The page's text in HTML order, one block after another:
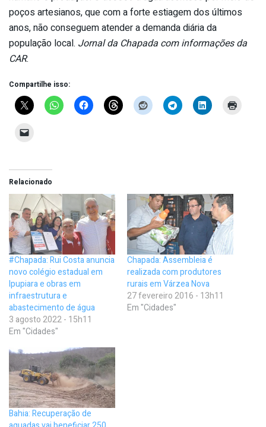
poços artesianos, que com a forte estiagem dos últimos
anos, não conseguem atender a demanda diária da
população local. Jornal da Chapada com informações da
CAR.
Compartilhe isso:
Relacionado
#Chapada: Rui Costa anuncia
novo colégio estadual em
Ipupiara e obras em
infraestrutura e
abastecimento de água
3 agosto 2022 - 15h11
Em "Cidades"
Chapada: Assembleia é
realizada com produtores
rurais em Várzea Nova
27 fevereiro 2016 - 13h11
Em "Cidades"
Bahia: Recuperação de